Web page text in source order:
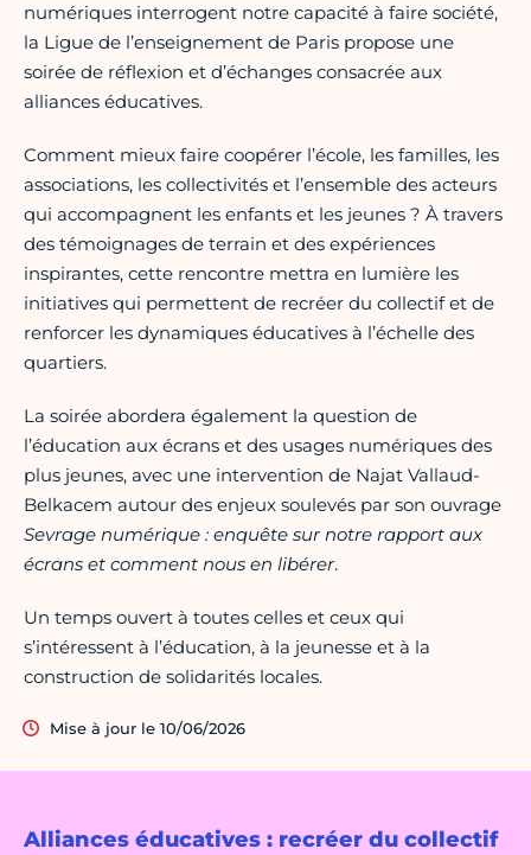
Alliances éducatives : recréer du collectif
numériques interrogent notre capacité à faire société,
la Ligue de l’enseignement de Paris propose une
soirée de réflexion et d’échanges consacrée aux
alliances éducatives.
Comment mieux faire coopérer l’école, les familles, les
associations, les collectivités et l’ensemble des acteurs
qui accompagnent les enfants et les jeunes ? À travers
des témoignages de terrain et des expériences
inspirantes, cette rencontre mettra en lumière les
initiatives qui permettent de recréer du collectif et de
renforcer les dynamiques éducatives à l’échelle des
quartiers.
La soirée abordera également la question de
l’éducation aux écrans et des usages numériques des
plus jeunes, avec une intervention de Najat Vallaud-
Belkacem autour des enjeux soulevés par son ouvrage
Sevrage numérique : enquête sur notre rapport aux
écrans et comment nous en libérer.
Un temps ouvert à toutes celles et ceux qui
s’intéressent à l’éducation, à la jeunesse et à la
construction de solidarités locales.
Mise à jour le 10/06/2026